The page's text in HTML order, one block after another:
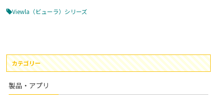
Viewla（ビューラ）シリーズ
カテゴリー
製品・アプリ